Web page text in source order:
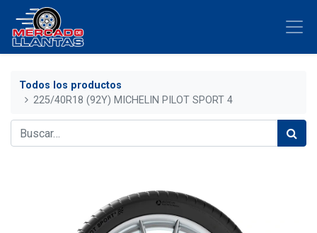
Todos los productos
225/40R18 (92Y) MICHELIN PILOT SPORT 4